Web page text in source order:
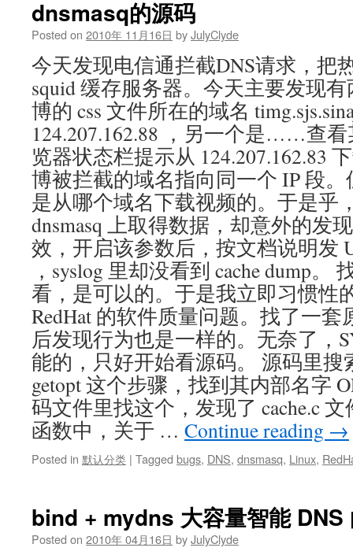
dnsmasq的源码
Posted on 2010年 11月16日 byJulyClyde
今天发现电信通拦截DNS请求，把
squid 缓存服务器。今天主要发现
博的 css 文件所在的域名
124.207.162.88 ，另一个是……查
览器状态栏提示从 124.207.162.83
博被拦截的域名指向同一个 IP 段
是从哪个域名下载视频的。于是乎
dnsmasq 上取得数据，却意外的发
效，开启该参数后，按文档说明发
，syslog 里却没看到 cache dump。
看，是可以的。于是我立即习惯性
RedHat 的软件质量问题。找了一
后发现行为也是一样的。无奈了，
能的，只好开始看源码。 源码里搜
getopt 这个步骤，找到其内部名字
码文件里找这个，发现了 cache.c 文
函数中，关于 … Continue reading →
Posted in 默认分类 | Tagged bugs, DNS, dnsmasq, Linux,
bind + mydns 大容量智能 DNS
Posted on 2010年 04月16日 byJulyClyde